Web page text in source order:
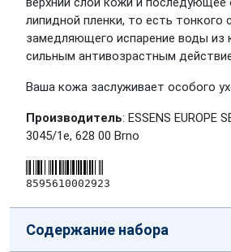
липидной пленки, то есть тонкого
замедляющего испарение воды из
сильным антивозрастным
Ваша кожа заслуживает особого
Производитель: ESSENS EUROPE
3045/1e, 628 00 Brno
8595610002923
Содержание набора